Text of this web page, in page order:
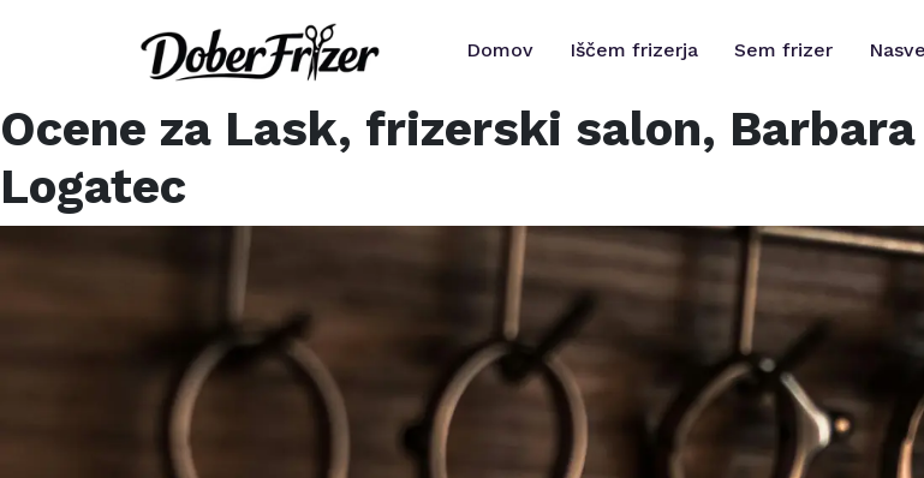
Domov Iščem frizerja Sem frizer
Ocene za Lask, frizerski salon, Barbara
Logatec